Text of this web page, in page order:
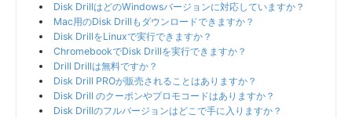
Disk DrillはどのWindowsバージョンに対応していますか？
Mac用のDisk Drillもダウンロードできますか？
Disk DrillをLinuxで実行できますか？
ChromebookでDisk Drillを実行できますか？
Drill Drillは無料ですか？
Disk Drill PROが販売されることはありますか？
Disk Drill のクーポンやプロモコードはありますか？
Disk Drillのフルバージョンはどこで手に入りますか？